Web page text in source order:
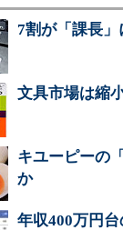
7割が「課長
文具市場は縮
キユーピーの
か
年収400万円